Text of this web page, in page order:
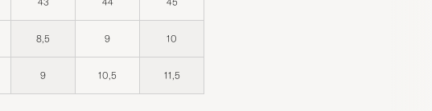
8,5 9 10
9 10,5 11,5